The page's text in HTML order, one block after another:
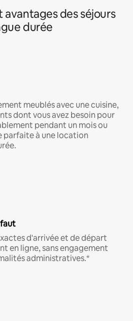
des séjours
durée
meublés avec une cuisine,
dont vous avez besoin pour
pendant un mois ou
parfaite à une location
d'arrivée et de départ
en ligne, sans engagement
administratives.*